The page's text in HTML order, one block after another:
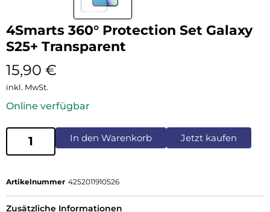
4Smarts 360° Protection Set Galaxy
S25+ Transparent
15,90 €
inkl. MwSt.
Online verfügbar
In den Warenkorb Jetzt kaufen
Artikelnummer 4252011910526
Zusätzliche Informationen